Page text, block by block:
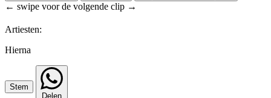
← swipe voor de volgende clip →
Artiesten:
Hierna
Stem
Delen